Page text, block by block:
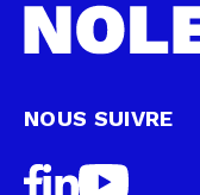
NOUS SUIVRE